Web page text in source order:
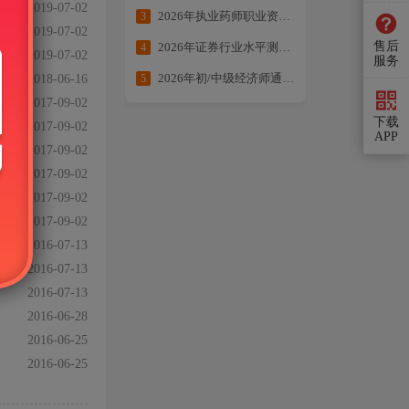
2019-07-02
2019-07-02
2019-07-02
2018-06-16
2017-09-02
2017-09-02
2017-09-02
2017-09-02
2017-09-02
2017-09-02
2016-07-13
2016-07-13
2016-07-13
2016-06-28
2016-06-25
2016-06-25
3 2026年执业药师职业资格考试提分大作战
4 2026年证券行业水平测试备考合集
5 2026年初/中级经济师通关方案：核心考点全拆解・备考不走弯路
售后
服务
下载
APP